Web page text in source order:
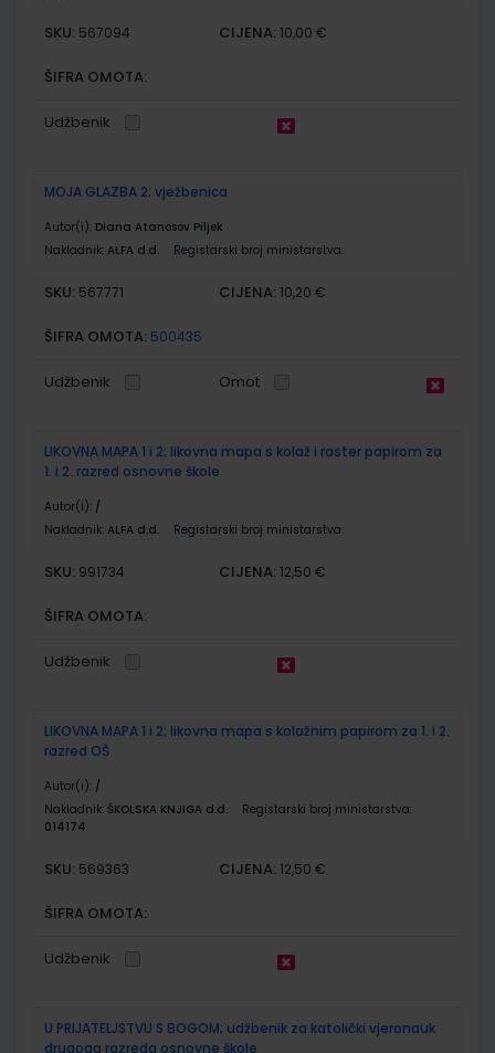
SKU: 567094 CIJENA: 10,00 €
ŠIFRA OMOTA:
Udžbenik
MOJA GLAZBA 2; vježbenica
Autor(i): Diana Atanosov Piljek
Nakladnik: ALFA d.d. Registarski broj ministarstva:
SKU: 567771 CIJENA: 10,20 €
ŠIFRA OMOTA: 500435
Udžbenik Omot
LIKOVNA MAPA 1 i 2; likovna mapa s kolaž i raster papirom za
1. i 2. razred osnovne škole
Autor(i): /
Nakladnik: ALFA d.d. Registarski broj ministarstva:
SKU: 991734 CIJENA: 12,50 €
ŠIFRA OMOTA:
Udžbenik
LIKOVNA MAPA 1 i 2; likovna mapa s kolažnim papirom za 1. i 2.
razred OŠ
Autor(i): /
Nakladnik: ŠKOLSKA KNJIGA d.d.
Registarski broj ministarstva:
014174
SKU: 569363 CIJENA: 12,50 €
ŠIFRA OMOTA:
Udžbenik
U PRIJATELJSTVU S BOGOM; udžbenik za katolički vjeronauk
drugoga razreda osnovne škole